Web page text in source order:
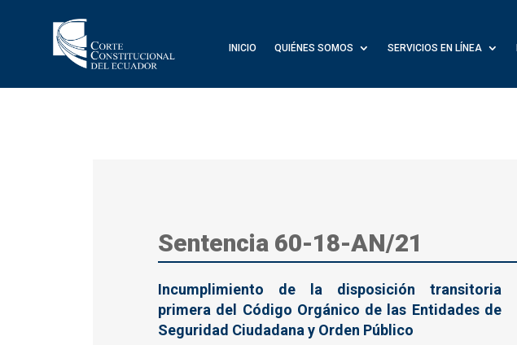
INICIO QUIÉNES SOMOS SERVICIOS EN LÍNEA
Sentencia 60-18-AN/21
Incumplimiento de la disposición transitoria
primera del Código Orgánico de las Entidades de
Seguridad Ciudadana y Orden Público